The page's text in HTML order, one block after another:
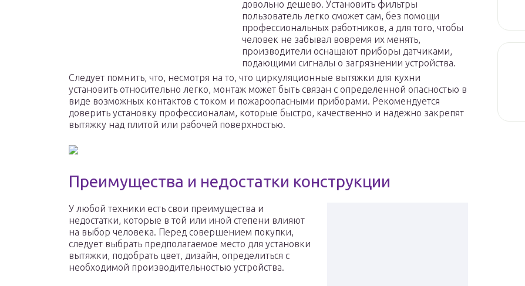
довольно дешево. Установить фильтры
пользователь легко сможет сам, без помощи
профессиональных работников, а для того, чтобы
человек не забывал вовремя их менять,
производители оснащают приборы датчиками,
подающими сигналы о загрязнении устройства.
Следует помнить, что, несмотря на то, что циркуляционные вытяжки для кухни
установить относительно легко, монтаж может быть связан с определенной опасностью в
виде возможных контактов с током и пожароопасными приборами. Рекомендуется
доверить установку профессионалам, которые быстро, качественно и надежно закрепят
вытяжку над плитой или рабочей поверхностью.
Преимущества и недостатки конструкции
У любой техники есть свои преимущества и
недостатки, которые в той или иной степени влияют
на выбор человека. Перед совершением покупки,
следует выбрать предполагаемое место для установки
вытяжки, подобрать цвет, дизайн, определиться с
необходимой производительностью устройства.